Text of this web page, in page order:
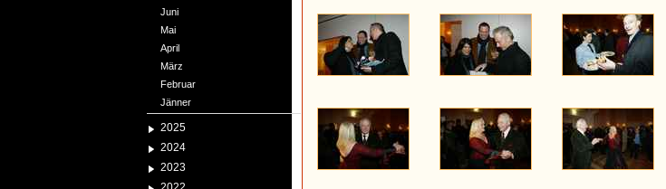
Juni
Mai
April
März
Februar
Jänner
2025
2024
2023